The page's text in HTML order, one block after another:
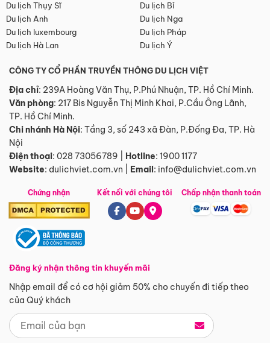
Du lịch Thụy Sĩ
Du lịch Bỉ
Du lịch Anh
Du lịch Nga
Du lịch luxembourg
Du lịch Pháp
Du lịch Hà Lan
Du lịch Ý
CÔNG TY CỔ PHẦN TRUYỀN THÔNG DU LỊCH VIỆT
Địa chỉ: 239A Hoàng Văn Thụ, P.Phú Nhuận, TP. Hồ Chí Minh.
Văn phòng: 217 Bis Nguyễn Thị Minh Khai, P.Cầu Ông Lãnh,
TP. Hồ Chí Minh.
Chi nhánh Hà Nội: Tầng 3, số 243 xã Đàn, P.Đống Đa, TP. Hà
Nội
Điện thoại: 028 73056789 Hotline: 1900 1177
Website: dulichviet.com.vn Email: info@dulichviet.com.vn
Chứng nhận
Đăng ký nhận thông tin khuyến mãi
Nhập email để có cơ hội giảm 50% cho chuyến đi tiếp theo
của Quý khách
Kết nối với chúng tôi Chấp nhận thanh toán